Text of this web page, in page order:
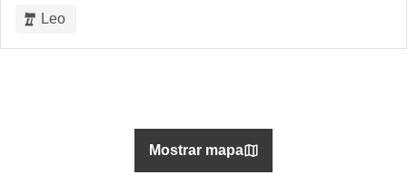
Leo
Mostrar mapa